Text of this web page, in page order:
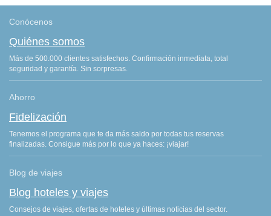
Conócenos
Quiénes somos
Más de 500.000 clientes satisfechos. Confirmación inmediata, total
seguridad y garantía. Sin sorpresas.
Ahorro
Fidelización
Tenemos el programa que te da más saldo por todas tus reservas
finalizadas. Consigue más por lo que ya haces: ¡viajar!
Blog de viajes
Blog hoteles y viajes
Consejos de viajes, ofertas de hoteles y últimas noticias del sector.